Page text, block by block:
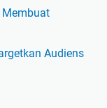
Membuat
Audiens